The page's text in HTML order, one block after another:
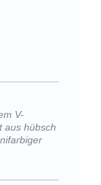
V-
aus hübsch